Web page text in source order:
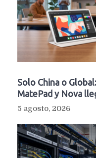
Solo China o
MatePad y Nova
5 agosto, 2026